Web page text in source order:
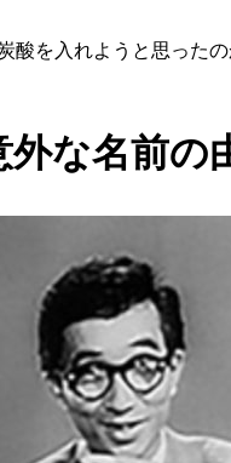
酸を入れようと思った
な名前の